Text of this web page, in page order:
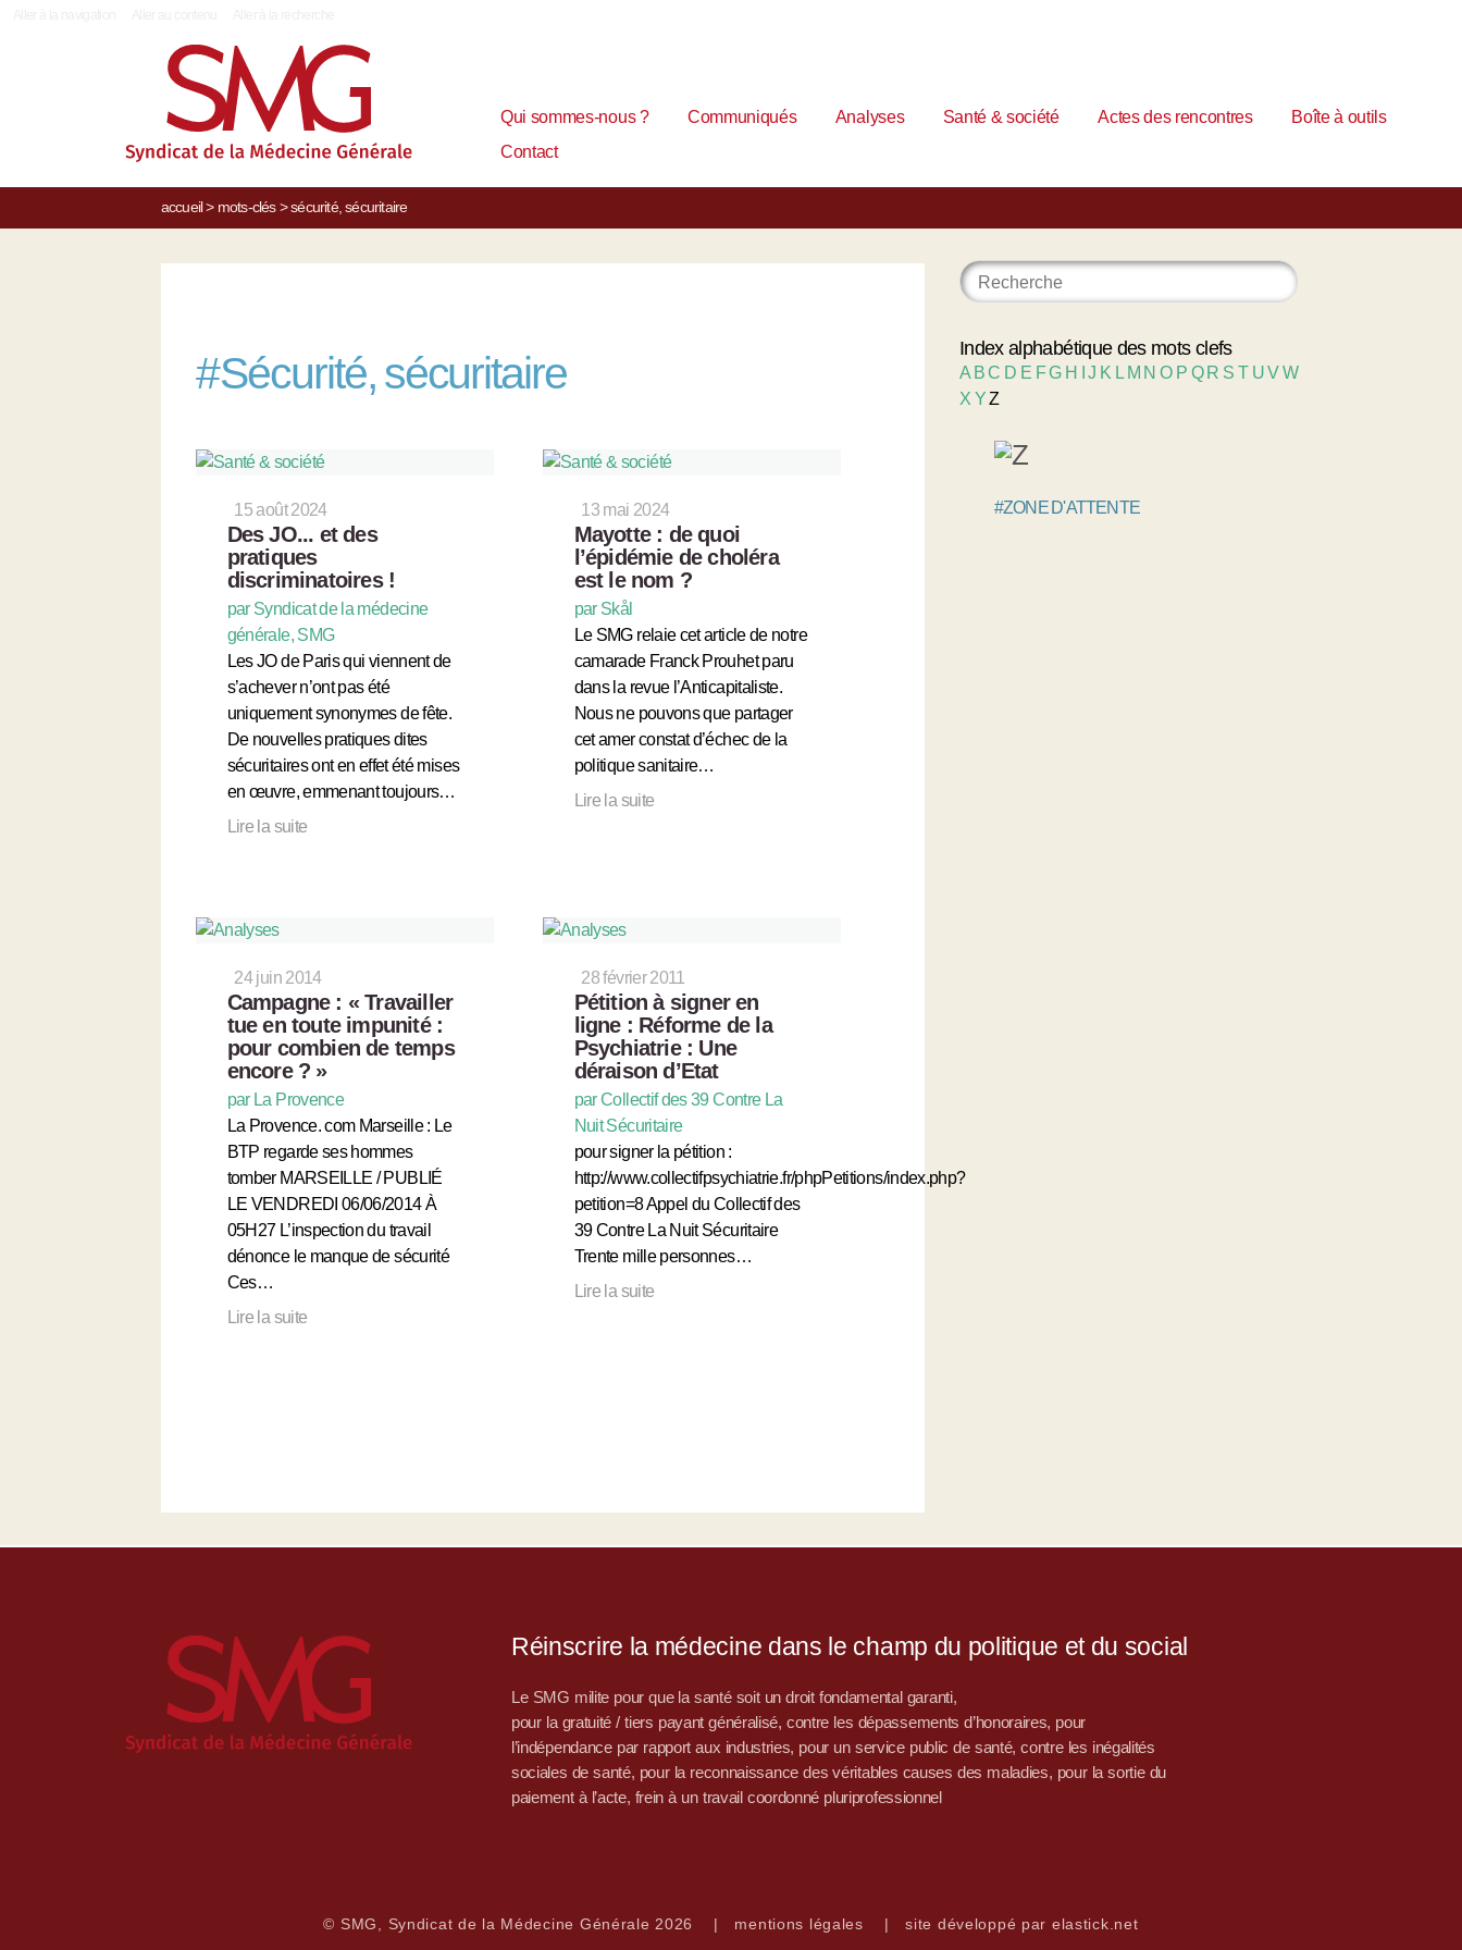
Qui sommes-nous ? Communiqués Analyses Santé & société Actes des rencontres
Boîte à outils
Contact
accueil> mots-clés> sécurité, sécuritaire
#Sécurité, sécuritaire
15 août 2024
Des JO... et des
pratiques
discriminatoires !
par Syndicat de la médecine
générale, SMG
Les JO de Paris qui viennent de
s’achever n’ont pas été
uniquement synonymes de fête.
De nouvelles pratiques dites
sécuritaires ont en effet été mises
en œuvre, emmenant toujours…
Lire la suite
13 mai 2024
Mayotte : de quoi
l’épidémie de choléra
est le nom ?
par Skål
Le SMG relaie cet article de notre
camarade Franck Prouhet paru
dans la revue l’Anticapitaliste.
Nous ne pouvons que partager
cet amer constat d’échec de la
politique sanitaire…
Lire la suite
24 juin 2014
Campagne : « Travailler
tue en toute impunité :
pour combien de temps
encore ? »
par La Provence
La Provence. com Marseille : Le
BTP regarde ses hommes
tomber MARSEILLE / PUBLIÉ
LE VENDREDI 06/06/2014 À
05H27 L’inspection du travail
dénonce le manque de sécurité
Ces…
Lire la suite
28 février 2011
Pétition à signer en
ligne : Réforme de la
Psychiatrie : Une
déraison d’Etat
par Collectif des 39 Contre La
Nuit Sécuritaire
pour signer la pétition :
http://www.collectifpsychiatrie.fr/phpPetitions/index.php?
petition=8 Appel du Collectif des
39 Contre La Nuit Sécuritaire
Trente mille personnes…
Lire la suite
Index alphabétique des mots clefs
A BC D E FG H IJ K L M NO P Q R S T UVW
X YZ
#ZONE D'ATTENTE
Réinscrire la médecine dans le champ du politique et du social
Le SMG milite pour que la santé soit un droit fondamental garanti,
pour la gratuité / tiers payant généralisé, contre les dépassements d’honoraires, pour
l’indépendance par rapport aux industries, pour un service public de santé, contre les inégalités
sociales de santé, pour la reconnaissance des véritables causes des maladies, pour la sortie du
paiement à l’acte, frein à un travail coordonné pluriprofessionnel
© SMG, Syndicat de la Médecine Générale 2026 | mentions légales | site développé par elastick.net